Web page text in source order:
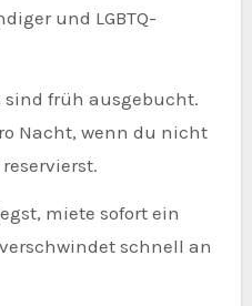
und LGBTQ-
sind früh ausgebucht.
Nacht, wenn du nicht
miete sofort ein
schnell an